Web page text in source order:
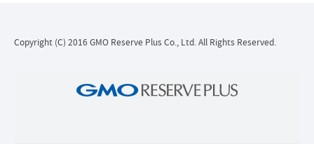
Copyright (C) 2016 GMO Reserve Plus Co., Ltd. All Rights Reserved.